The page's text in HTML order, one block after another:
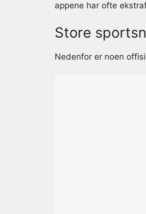
appene har ofte
Store
Nedenfor er noen